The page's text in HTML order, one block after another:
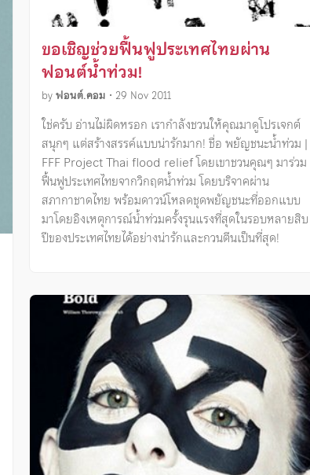
ขอเชิญช่วยฟื้นฟูประเทศไทยผ่าน
ฟอนต์น้ำท่วม!
byฟอนต์.คอม • 29 Nov 2011
ใช่ครับ อ่านไม่ผิดหรอก เรากำลังชวนให้คุณมาดูโปรเจกต์
สนุกๆ แต่สร้างสรรค์แบบน่ารักมาก! ชื่อ พยัญชนะน้ำท่วม |
FFF Project Thai flood relief โดยเขาชวนคุณๆ มาร่วม
ฟื้นฟูประเทศไทยจากวิกฤตน้ำท่วม โดยบริจาคผ่าน
สภากาชาดไทย พร้อมดาวน์โหลดชุดพยัญชนะที่ออกแบบ
มาโดยอิงเหตุการณ์น้ำท่วมครั้งรุนแรงที่สุดในรอบหลายสิบ
ปีของประเทศไทยได้อย่างน่ารักและกวนตีนเป็นที่สุด!